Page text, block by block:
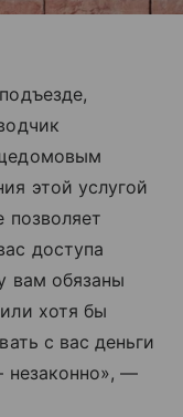
этой услугой
позволяет
доступа
вам обязаны
хотя бы
с вас деньги
незаконно», —